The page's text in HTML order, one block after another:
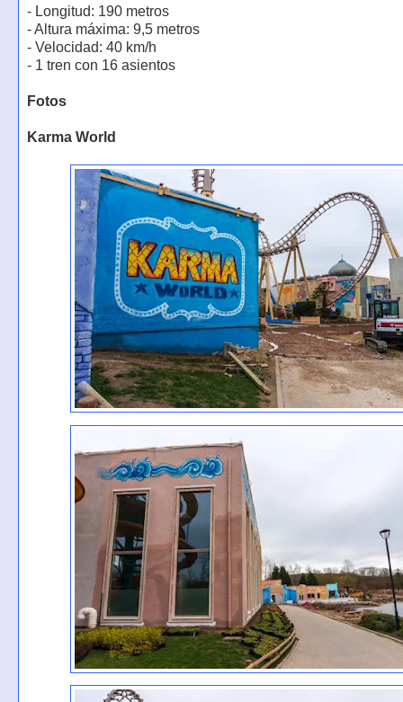
- Longitud: 190 metros
- Altura máxima: 9,5 metros
- Velocidad: 40 km/h
- 1 tren con 16 asientos
Fotos
Karma World